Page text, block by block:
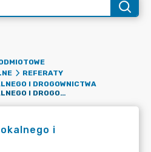
REFERATY
I DROGOWNICTWA
REFERAT ROZWOJU LOKALNEGO I DROGOWNICTWA
i